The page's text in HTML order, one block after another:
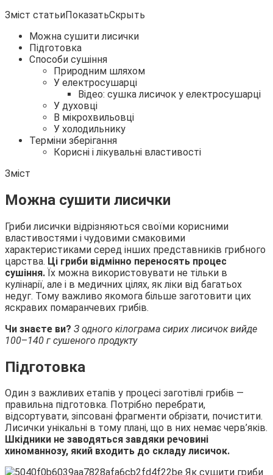
Зміст статьиПоказатьСкрыть
Можна сушити лисички
Підготовка
Способи сушіння
Природним шляхом
У електросушарці
Відео: сушка лисичок у електросушарці
У духовці
В мікрохвильовці
У холодильнику
Терміни зберігання
Корисні і лікувальні властивості
Зміст
Можна сушити лисички
Гриби лисички відрізняються своїми корисними
властивостями і чудовими смаковими
характеристиками серед інших представників грибного
царства. Ці гриби відмінно переносять процес
сушіння. Їх можна використовувати не тільки в
кулінарії, але і в медичних цілях, як ліки від багатьох
недуг. Тому важливо якомога більше заготовити цих
яскравих помаранчевих грибів.
Чи знаєте ви? З одного кілограма сирих лисичок вийде
100–140 г сушеного продукту
Підготовка
Один з важливих етапів у процесі заготівлі грибів —
правильна підготовка. Потрібно перебрати,
відсортувати, зіпсовані фрагменти обрізати, почистити.
Лисички унікальні в тому плані, що в них немає черв’яків.
Шкідники не заводяться завдяки речовині
хиноманнозу, який входить до складу лисичок.